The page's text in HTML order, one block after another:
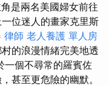
是兩名美國婦女前往
位迷人的畫家克里斯
律師 老人養護 單人房
的浪漫情緒完美地透
一個不尋常的羅賓佐
甚至更危險的幽默。